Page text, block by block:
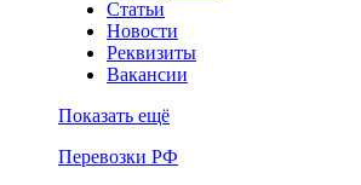
Статьи
Новости
Реквизиты
Вакансии
Показать ещё
Перевозки РФ